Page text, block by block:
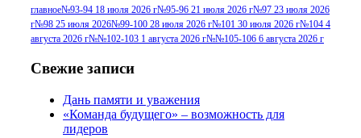
г(13) №96 28 июля 2015 г(9) №96+97 3
июля 2014 г(10)№96+97 30 июля
июля 2017 г
2012 г(15)№97 30 июля 2015 г
(15)№98 1 августа 2015 г
главное№93-94 18 июля 2026 г№95-96 21 июля 2026 г№97 23 июля 2026
г№98 25 июля 2026№99-100 28 июля 2026 г№101 30 июля 2026 г№104 4
августа 2026 г№№102-103 1 августа 2026 г№№105-106 6 августа 2026 г
Свежие записи
Дань памяти и уважения
«Команда будущего» – возможность для
лидеров